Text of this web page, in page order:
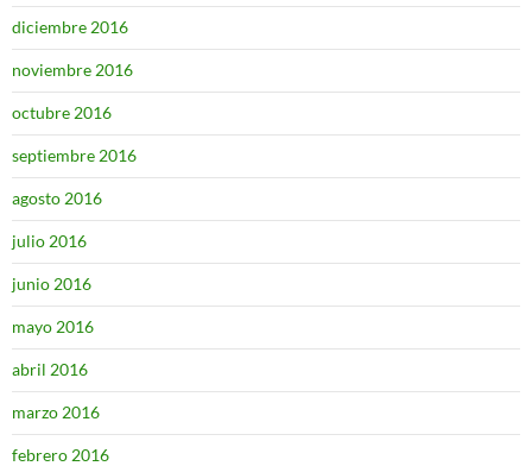
diciembre 2016
noviembre 2016
octubre 2016
septiembre 2016
agosto 2016
julio 2016
junio 2016
mayo 2016
abril 2016
marzo 2016
febrero 2016